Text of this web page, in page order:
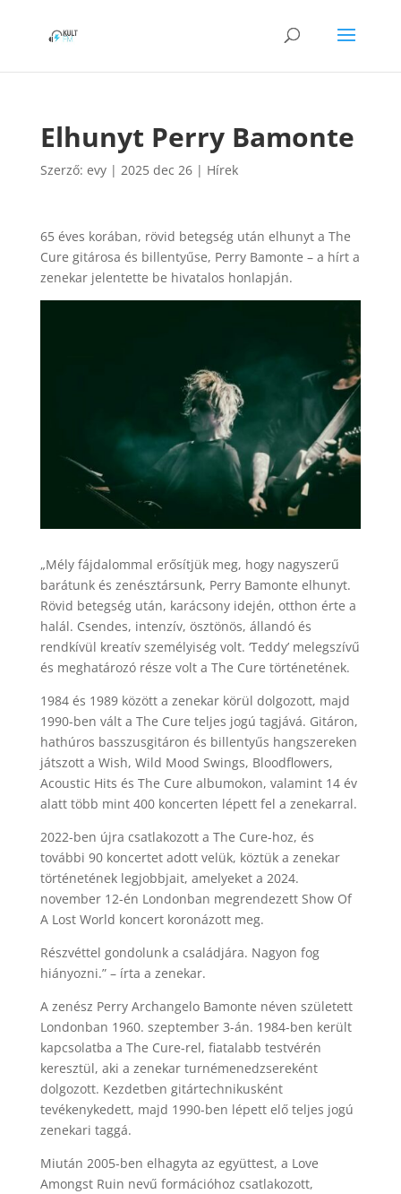
Elhunyt Perry Bamonte
Szerző: evy| 2025 dec 26| Hírek
65 éves korában, rövid betegség után elhunyt a The
Cure gitárosa és billentyűse, Perry Bamonte – a hírt a
zenekar jelentette be hivatalos honlapján.
„Mély fájdalommal erősítjük meg, hogy nagyszerű
barátunk és zenésztársunk, Perry Bamonte elhunyt.
Rövid betegség után, karácsony idején, otthon érte a
halál. Csendes, intenzív, ösztönös, állandó és
rendkívül kreatív személyiség volt. ‘Teddy’ melegszívű
és meghatározó része volt a The Cure történetének.
1984 és 1989 között a zenekar körül dolgozott, majd
1990-ben vált a The Cure teljes jogú tagjává. Gitáron,
hathúros basszusgitáron és billentyűs hangszereken
játszott a Wish, Wild Mood Swings, Bloodflowers,
Acoustic Hits és The Cure albumokon, valamint 14 év
alatt több mint 400 koncerten lépett fel a zenekarral.
2022-ben újra csatlakozott a The Cure-hoz, és
további 90 koncertet adott velük, köztük a zenekar
történetének legjobbjait, amelyeket a 2024.
november 12-én Londonban megrendezett Show Of
A Lost World koncert koronázott meg.
Részvéttel gondolunk a családjára. Nagyon fog
hiányozni.” – írta a zenekar.
A zenész Perry Archangelo Bamonte néven született
Londonban 1960. szeptember 3-án. 1984-ben került
kapcsolatba a The Cure-rel, fiatalabb testvérén
keresztül, aki a zenekar turnémenedzsereként
dolgozott. Kezdetben gitártechnikusként
tevékenykedett, majd 1990-ben lépett elő teljes jogú
zenekari taggá.
Miután 2005-ben elhagyta az együttest, a Love
Amongst Ruin nevű formációhoz csatlakozott,